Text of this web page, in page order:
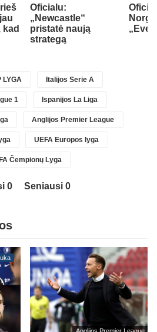
Oficialu:
„Newcastle“
pristatė naują
strategą
LYGA Italijos Serie A
1 Ispanijos La Liga
Anglijos Premier League
UEFA Europos lyga
Čempionų Lyga
0
Seniausi 0